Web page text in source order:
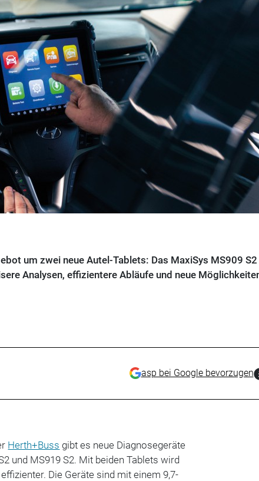
um zwei neue Autel-Tablets: Das MaxiSys MS909 S2
Analysen, effizientere Abläufe und neue
asp bei Google bevorzugen
Herth+Buss gibt es neue Diagnosegeräte
und MS919 S2. Mit beiden Tablets wird
Die Geräte sind mit einem 9,7-